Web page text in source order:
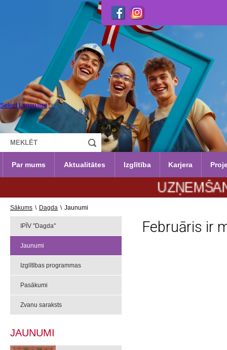
Select Language ▼
Par mums Aktualitātes Izglītība Karjera
UZŅEMŠANA
Sākums \ Dagda \ Jaunumi
IPĪV "Dagda"
Jaunumi
Izglītības programmas
Pasākumi
Zvanu saraksts
JAUNUMI
Februāris ir